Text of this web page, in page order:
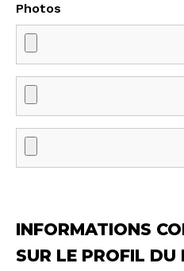
Photos
INFORMATIONS
SUR LE PROFIL DU